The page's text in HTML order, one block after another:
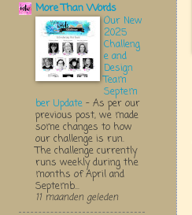
More Than Words
Our New
2025
Challeng
e and
Design
Team
Septem
ber Update - As per our
previous post, we made
some changes to how
our challenge is run.
The challenge currently
runs weekly during the
months of April and
Septemb...
11 maanden geleden